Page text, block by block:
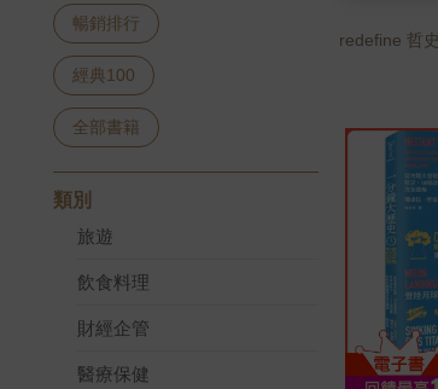
暢銷排行
經典100
全部書籍
類別
旅遊
飲食料理
財經企管
醫療保健
redefine 哲